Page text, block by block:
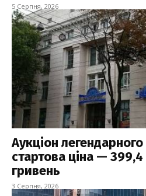
5 Серпня, 2026
Аукціон
стартова ціна —
гривень
3 Серпня, 2026